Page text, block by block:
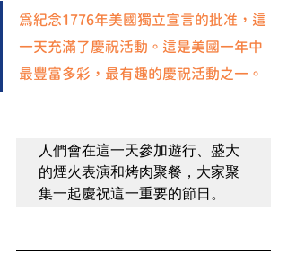
為紀念1776年美國獨立宣言的批准，這
一天充滿了慶祝活動。這是美國一年中
最豐富多彩，最有趣的慶祝活動之一。
人們會在這一天參加遊行、盛大
的煙火表演和烤肉聚餐，大家聚
集一起慶祝這一重要的節日。